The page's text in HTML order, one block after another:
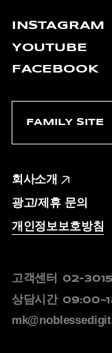
INSTAGRAM
YOUTUBE
FACEBOOK
회사소개
광고/제휴 문의
개인정보보호방침
고객센터 02-
상담시간